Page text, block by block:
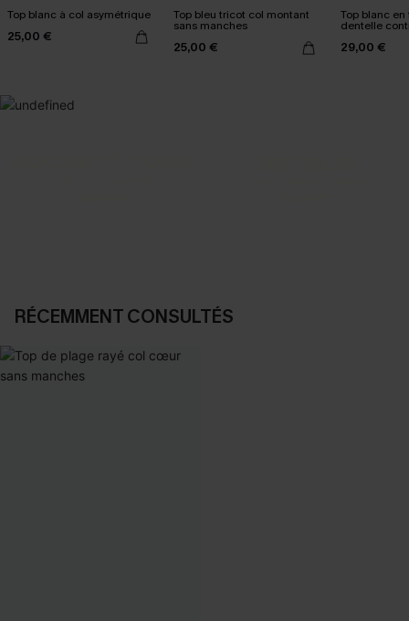
Top blanc à col asymétrique
25,00 €
Top bleu tricot col montant
sans manches
25,00 €
Top blanc
dentelle
29,00 €
RÉCEMMENT CONSULTÉS